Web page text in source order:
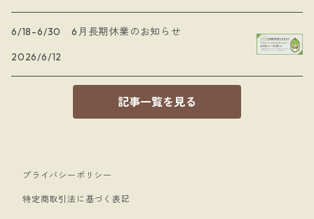
6/18-6/30 6月長期休業のお知らせ
2026/6/12
記事一覧を見る
プライバシーポリシー
特定商取引法に基づく表記